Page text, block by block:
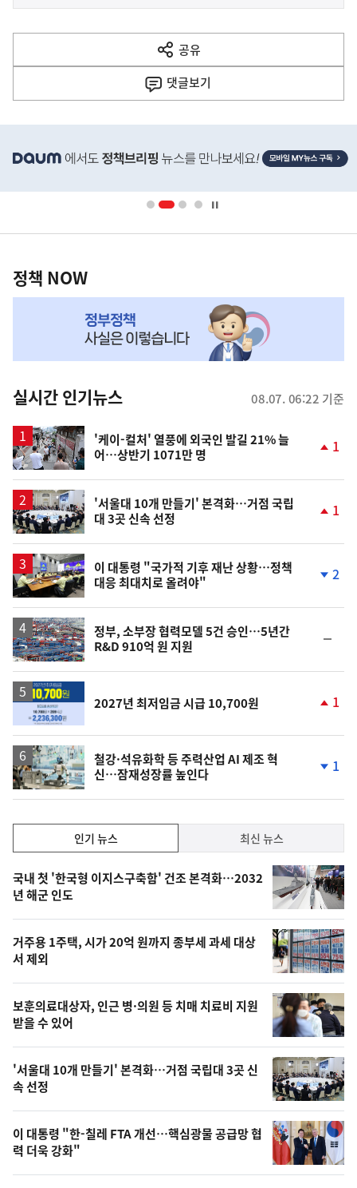
전
다
음
사
공유
열
기
댓글보기
단
영
책
NOW,
뉴
스
정책 NOW
실시간 인기뉴스 08.07. 06:22 기준
'케이-컬처' 열풍에 외국인 발길 21% 늘
어…상반기 1071만 명
상
1
'서울대 10개 만들기' 본격화…거점 국립
대 3곳 신속 선정
상
1
이 대통령 "국가적 기후 재난 상황…정책
대응 최대치로 올려야"
하
2
정부, 소부장 협력모델 5건 승인…5년간
R&D 910억 원 지원
일
2027년 최저임금 시급 10,700원
상
1
철강·석유화학 등 주력산업 AI 제조 혁
신…잠재성장률 높인다
하
락
1
기,
최
신,
오
늘
의
영
상
오
늘
의
사
진
인기 뉴스 최신 뉴스
기
뉴
스
국내 첫 '한국형 이지스구축함' 건조 본격화…2032
년 해군 인도
거주용 1주택, 시가 20억 원까지 종부세 과세 대상
서 제외
보훈의료대상자, 인근 병·의원 등 치매 치료비 지원
받을 수 있어
'서울대 10개 만들기' 본격화…거점 국립대 3곳 신
속 선정
이 대통령 "한-칠레 FTA 개선…핵심광물 공급망 협
력 더욱 강화"